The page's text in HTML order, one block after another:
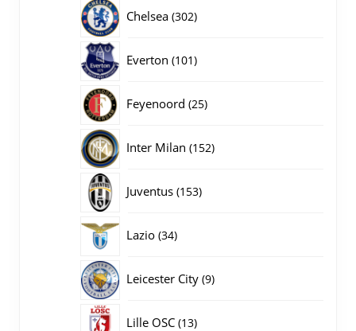
Chelsea 302302
Everton 101101
Feyenoord 2525
Inter Milan 152152
Juventus 153153
Lazio 3434
Leicester City 99
Lille OSC 1313